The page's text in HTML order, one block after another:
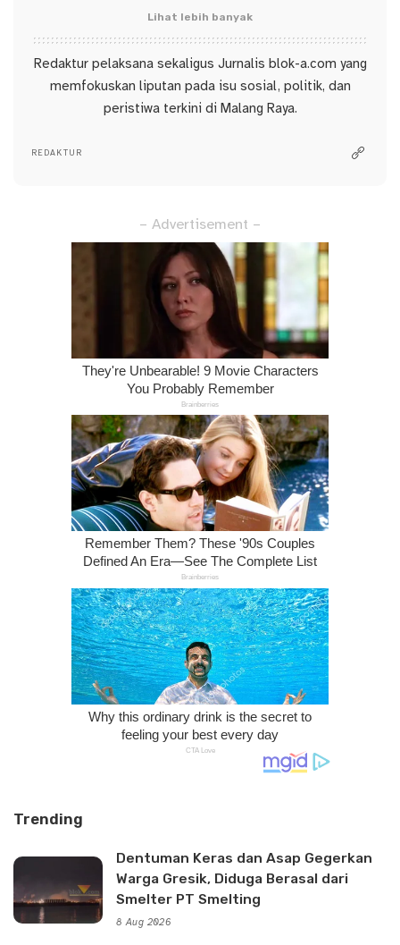
Lihat lebih banyak
Redaktur pelaksana sekaligus Jurnalis blok-a.com yang
memfokuskan liputan pada isu sosial, politik, dan
peristiwa terkini di Malang Raya.
REDAKTUR
– Advertisement –
Trending
Dentuman Keras dan Asap Gegerkan
Warga Gresik, Diduga Berasal dari
Smelter PT Smelting
8 Aug 2026